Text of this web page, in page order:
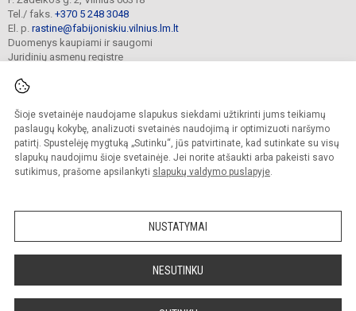
Šioje svetainėje naudojame slapukus siekdami užtikrinti jums teikiamų
paslaugų kokybę, analizuoti svetainės naudojimą ir optimizuoti naršymo
patirtį. Spustelėję mygtuką „Sutinku“, jūs patvirtinate, kad sutinkate su visų
slapukų naudojimu šioje svetainėje. Jei norite atšaukti arba pakeisti savo
sutikimus, prašome apsilankyti slapukų valdymo puslapyje.
NUSTATYMAI
NESUTINKU
Tel./ faks. +370 5 248 3048
El. p. rastine@fabijoniskiu.vilnius.lm.lt
Duomenys kaupiami ir saugomi
Juridinių asmenų registre
© 2025. Vilniaus Fabijoniškių gimnazija. Visos teisės saugomos.
Kopijuoti turinį be raštiško įstaigos administracijos sutikimo griežtai draudžiama.
Prieinamumo paraiška Slapukų valdymas